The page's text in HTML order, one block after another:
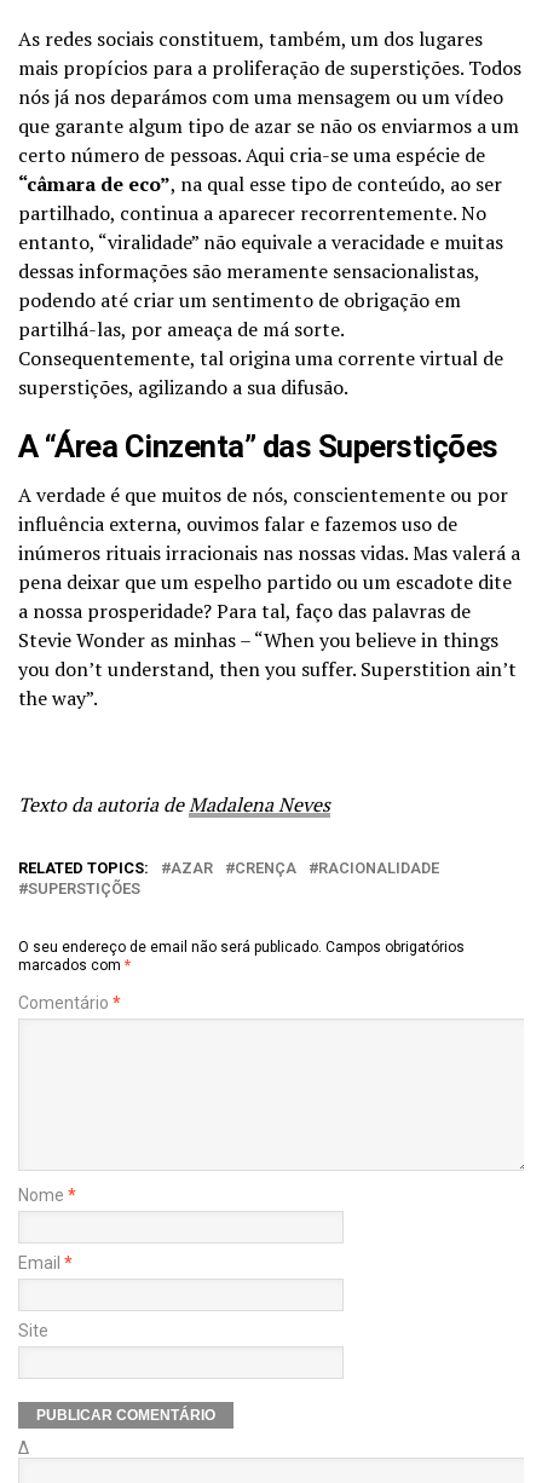
As redes sociais constituem, também, um dos lugares
mais propícios para a proliferação de superstições. Todos
nós já nos deparámos com uma mensagem ou um vídeo
que garante algum tipo de azar se não os enviarmos a um
certo número de pessoas. Aqui cria-se uma espécie de
“câmara de eco”, na qual esse tipo de conteúdo, ao ser
partilhado, continua a aparecer recorrentemente. No
entanto, “viralidade” não equivale a veracidade e muitas
dessas informações são meramente sensacionalistas,
podendo até criar um sentimento de obrigação em
partilhá-las, por ameaça de má sorte.
Consequentemente, tal origina uma corrente virtual de
superstições, agilizando a sua difusão.
A “Área Cinzenta” das Superstições
A verdade é que muitos de nós, conscientemente ou por
influência externa, ouvimos falar e fazemos uso de
inúmeros rituais irracionais nas nossas vidas. Mas valerá a
pena deixar que um espelho partido ou um escadote dite
a nossa prosperidade? Para tal, faço das palavras de
Stevie Wonder as minhas – “When you believe in things
you don’t understand, then you suffer. Superstition ain’t
the way”.
Texto da autoria deMadalena Neves
RELATED TOPICS: AZAR CRENÇA
RACIONALIDADE
SUPERSTIÇÕES
O seu endereço de email não será publicado. Campos obrigatórios
marcados com *
Comentário *
Nome *
Email *
Site
Δ